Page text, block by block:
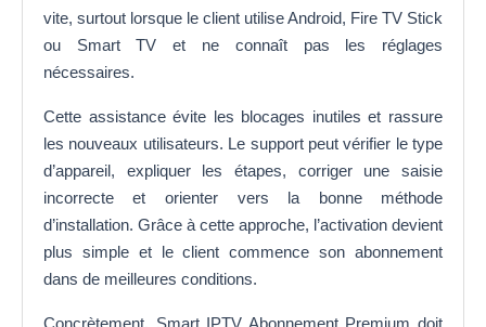
vite, surtout lorsque le client utilise Android, Fire TV Stick
ou Smart TV et ne connaît pas les réglages
nécessaires.
Cette assistance évite les blocages inutiles et rassure
les nouveaux utilisateurs. Le support peut vérifier le type
d’appareil, expliquer les étapes, corriger une saisie
incorrecte et orienter vers la bonne méthode
d’installation. Grâce à cette approche, l’activation devient
plus simple et le client commence son abonnement
dans de meilleures conditions.